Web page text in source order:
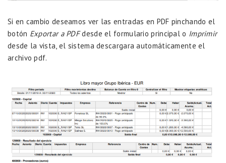
Si en cambio deseamos ver las entradas en PDF pinchando el
botón Exportar a PDFdesde el formulario principal o Imprimir
desde la vista, el sistema descargara automáticamente el
archivo pdf.